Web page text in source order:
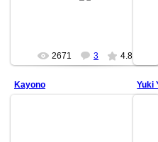
2671 3 4.8
Kayono Yuki